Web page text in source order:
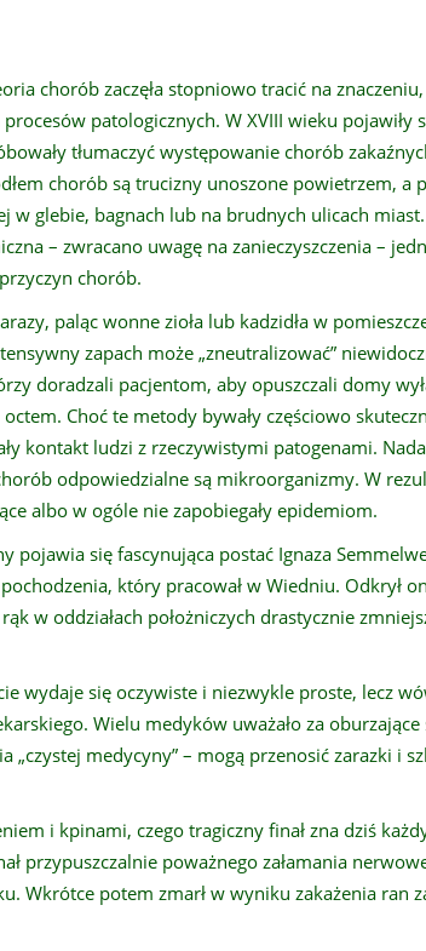
chorób zaczęła stopniowo tracić na
patologicznych. W XVIII wieku pojawiły
tłumaczyć występowanie chorób
chorób są trucizny unoszone powietrzem, a
w glebie, bagnach lub na brudnych ulicach
– zwracano uwagę na zanieczyszczenia –
chorób.
paląc wonne zioła lub kadzidła w
zapach może „zneutralizować”
doradzali pacjentom, aby opuszczali domy
Choć te metody bywały częściowo
kontakt ludzi z rzeczywistymi patogenami.
odpowiedzialne są mikroorganizmy. W
albo w ogóle nie zapobiegały epidemiom.
pojawia się fascynująca postać Ignaza
który pracował w Wiedniu. Odkrył
w oddziałach położniczych drastycznie
wydaje się oczywiste i niezwykle proste, lecz
Wielu medyków uważało za oburzające
„czystej medycyny” – mogą przenosić zarazki i
i kpinami, czego tragiczny finał zna dziś
przypuszczalnie poważnego załamania
Wkrótce potem zmarł w wyniku zakażenia ran